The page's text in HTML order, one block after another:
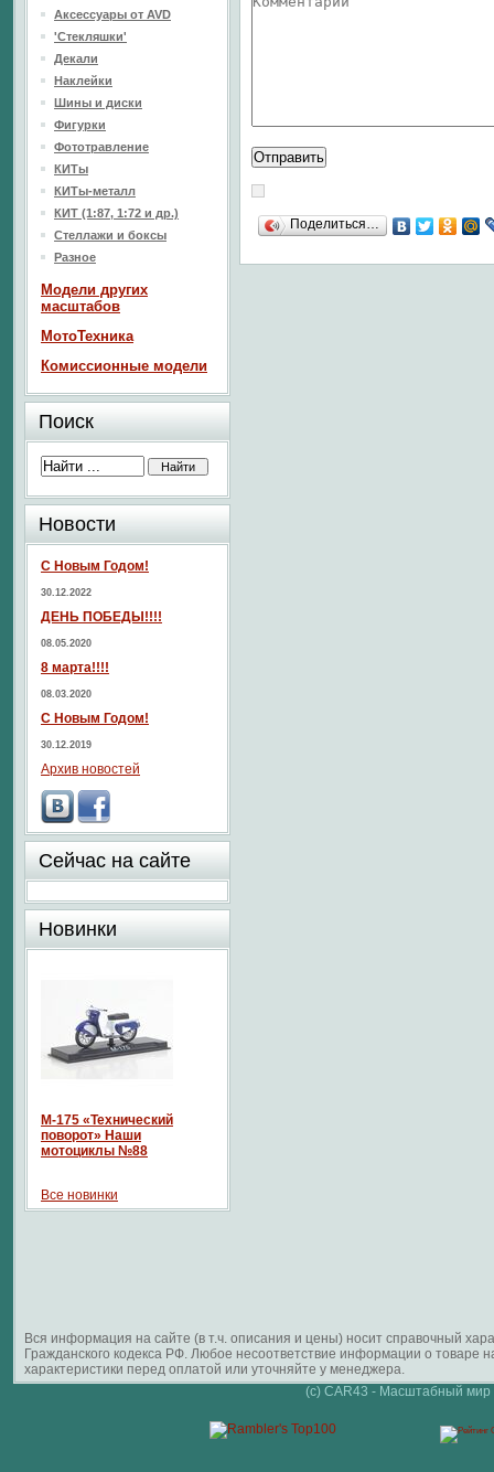
Поделиться…
Аксессуары от AVD
'Стекляшки'
Декали
Наклейки
Шины и диски
Фигурки
Фототравление
КИТы
КИТы-металл
КИТ (1:87, 1:72 и др.)
Стеллажи и боксы
Разное
Модели других
масштабов
МотоТехника
Комиссионные модели
Поиск
Новости
С Новым Годом!
30.12.2022
ДЕНЬ ПОБЕДЫ!!!!
08.05.2020
8 марта!!!!
08.03.2020
С Новым Годом!
30.12.2019
Архив новостей
Сейчас на сайте
Новинки
М-175 «Технический
поворот» Наши
мотоциклы №88
Все новинки
Вся информация на сайте (в т.ч. описания и цены) носит справочный
Гражданского кодекса РФ. Любое несоответствие информации о
характеристики перед оплатой или уточняйте у менеджера.
(c) CAR43 - Масштабный мир